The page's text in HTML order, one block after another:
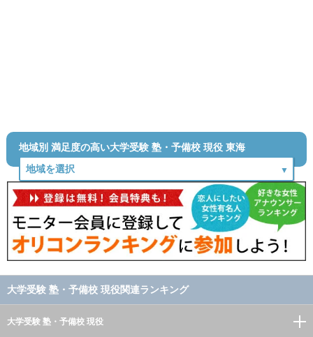
地域別 満足度の高い大学受験 塾・予備校 現役 東海
大学受験 塾・予備校 現役関連ランキング
大学受験 塾・予備校 現役